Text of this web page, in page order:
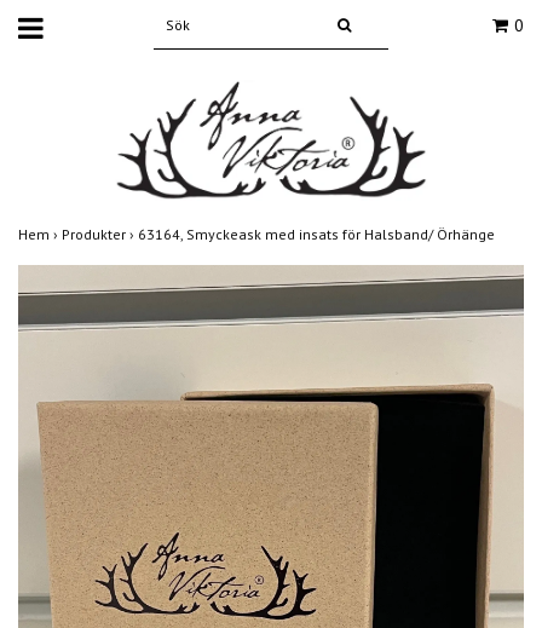
0
Hem › Produkter › 63164, Smyckeask med insats för Halsband/ Örhänge